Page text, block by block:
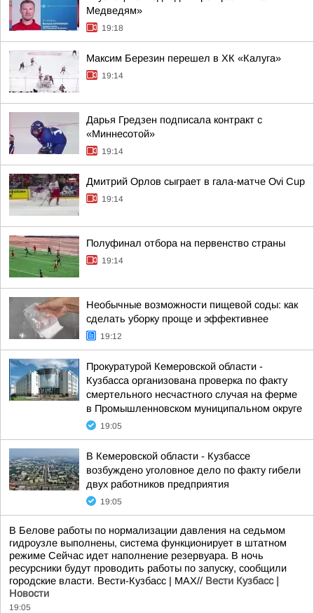
Медведям»
19:18
Максим Березин перешел в ХК «Калуга»
19:14
Дарья Гредзен подписала контракт с
«Миннесотой»
19:14
Дмитрий Орлов сыграет в гала-матче Ovi Cup
19:14
Полуфинал отбора на первенство страны
19:14
Необычные возможности пищевой соды: как
сделать уборку проще и эффективнее
19:12
Прокуратурой Кемеровской области -
Кузбасса организована проверка по факту
смертельного несчастного случая на ферме
в Промышленновском муниципальном округе
19:05
В Кемеровской области - Кузбассе
возбуждено уголовное дело по факту гибели
двух работников предприятия
19:05
В Белове работы по нормализации давления на седьмом
гидроузле выполнены, система функционирует в штатном
режиме Сейчас идет наполнение резервуара. В ночь
ресурсники будут проводить работы по запуску, сообщили
городские власти. Вести-Кузбасс | MAX// Вести Кузбасс |
Новости
19:05